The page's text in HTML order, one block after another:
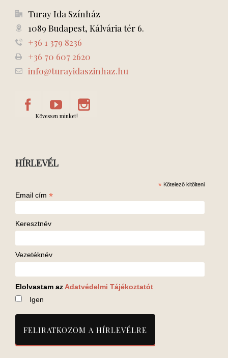
Turay Ida Színház
1089 Budapest, Kálvária tér 6.
+36 1 379 8236
+36 70 607 2620
info@turayidaszinhaz.hu
Kövessen minket!
HÍRLEVÉL
* Kötelező kitölteni
Email cím *
Keresztnév
Vezetéknév
Elolvastam az Adatvédelmi Tájékoztatót
Igen